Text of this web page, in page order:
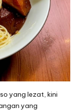
yang lezat, kini
yang